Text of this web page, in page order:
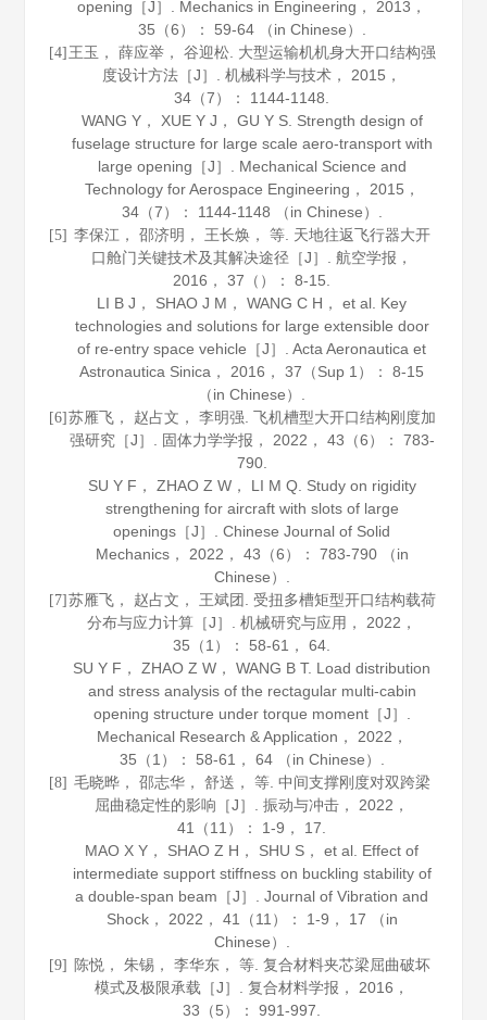
opening［J］. Mechanics in Engineering ， 2013 ，
35 （6）： 59-64 （in Chinese）.
[4] 王玉， 薛应举， 谷迎松. 大型运输机机身大开口结构强
度设计方法［J］.机械科学与技术 ， 2015 ，
34 （7）： 1144-1148.
WANG Y， XUE Y J， GU Y S. Strength design of
fuselage structure for large scale aero-transport with
large opening［J］. Mechanical Science and
Technology for Aerospace Engineering ， 2015 ，
34（7）： 1144-1148 （in Chinese）.
[5] 李保江， 邵济明， 王长焕， 等. 天地往返飞行器大开
口舱门关键技术及其解决途径［J］.航空学报 ，
2016 ，37 （）： 8-15.
LI B J， SHAO J M， WANG C H， et al. Key
technologies and solutions for large extensible door
of re-entry space vehicle［J］.Acta Aeronautica et
Astronautica Sinica ， 2016 ，37 （Sup 1）： 8-15
（in Chinese）.
[6] 苏雁飞， 赵占文， 李明强. 飞机槽型大开口结构刚度加
强研究［J］.
固体力学学报 ， 2022 ， 43 （6）： 783-
790.
SU Y F， ZHAO Z W， LI M Q. Study on rigidity
strengthening for aircraft with slots of large
openings［J］.Chinese Journal of Solid
Mechanics， 2022 ， 43 （6）： 783-790 （in
Chinese）.
[7] 苏雁飞， 赵占文， 王斌团. 受扭多槽矩型开口结构载荷
分布与应力计算［J］.机械研究与应用 ， 2022 ，
35 （1）： 58-61， 64.
SU Y F， ZHAO Z W， WANG B T. Load distribution
and stress analysis of the rectagular multi-cabin
opening structure under torque moment［J］.
Mechanical Research & Application ， 2022 ，
35 （1）： 58-61， 64 （in Chinese）.
[8] 毛晓晔， 邵志华， 舒送， 等. 中间支撑刚度对双跨梁
屈曲稳定性的影响［J］.振动与冲击 ， 2022 ，
41
（11）： 1-9， 17.
MAO X Y， SHAO Z H， SHU S， et al. Effect of
intermediate support stiffness on buckling stability of
a double-span beam［J］.Journal of Vibration and
Shock， 2022 ， 41
（11）： 1-9， 17 （in
Chinese）.
[9]
陈悦， 朱锡， 李华东， 等. 复合材料夹芯梁屈曲破坏
模式及极限承载［J］.复合材料学报 ， 2016 ，
33 （5）： 991-997.